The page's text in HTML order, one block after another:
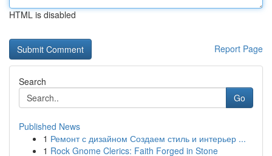
HTML is disabled
Report Page
Search
Go
Published News
1 Ремонт с дизайном Создаем стиль и интерьер ...
1 Rock Gnome Clerics: Faith Forged in Stone